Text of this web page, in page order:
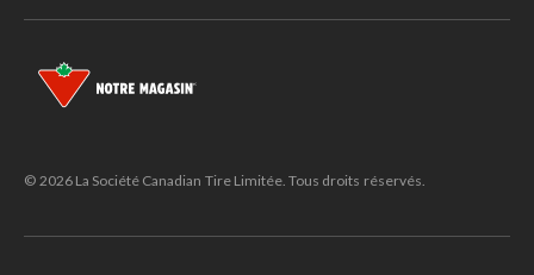
© 2026 La Société Canadian Tire Limitée. Tous droits réservés.